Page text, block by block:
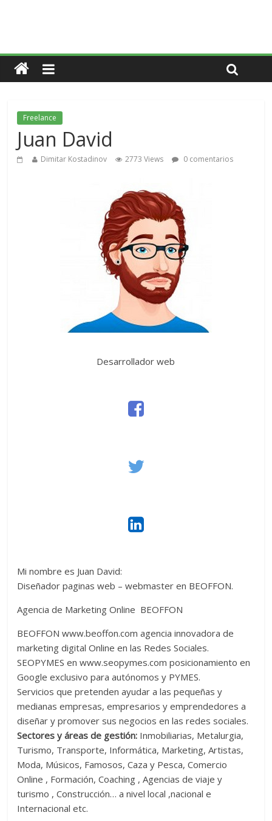
Freelance
Juan David
Dimitar Kostadinov 2773 Views 0 comentarios
Desarrollador web
Mi nombre es Juan David:
Diseñador paginas web – webmaster en BEOFFON.
Agencia de Marketing Online BEOFFON
BEOFFON www.beoffon.com agencia innovadora de
marketing digital Online en las Redes Sociales.
SEOPYMES en www.seopymes.com posicionamiento en
Google exclusivo para autónomos y PYMES.
Servicios que pretenden ayudar a las pequeñas y
medianas empresas, empresarios y emprendedores a
diseñar y promover sus negocios en las redes sociales.
Sectores y áreas de gestión: Inmobiliarias, Metalurgia,
Turismo, Transporte, Informática, Marketing, Artistas,
Moda, Músicos, Famosos, Caza y Pesca, Comercio
Online , Formación, Coaching , Agencias de viaje y
turismo , Construcción… a nivel local ,nacional e
Internacional etc.